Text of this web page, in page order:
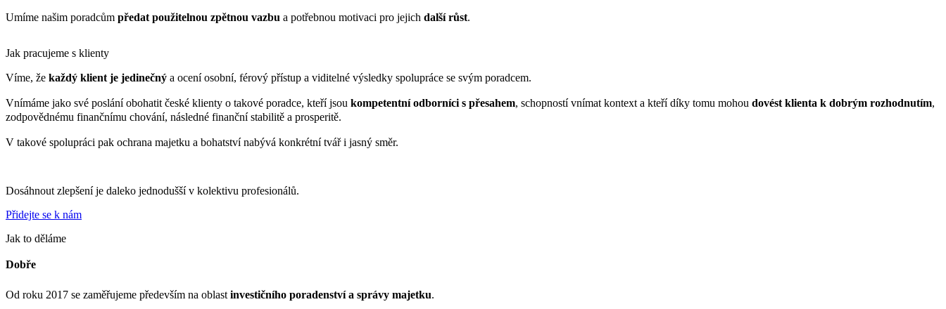
Umíme našim poradcům předat použitelnou zpětnou vazbu a potřebnou motivaci pro jejich další růst.
Jak pracujeme s klienty
Víme, že každý klient je jedinečný a ocení osobní, férový přístup a viditelné výsledky spolupráce se svým poradcem.
Vnímáme jako své poslání obohatit české klienty o takové poradce, kteří jsou kompetentní odborníci s přesahem, schopností vnímat kontext a kteří díky tomu mohou dovést klienta k dobrým rozhodnutím,
zodpovědnému finančnímu chování, následné finanční stabilitě a prosperitě.
V takové spolupráci pak ochrana majetku a bohatství nabývá konkrétní tvář i jasný směr.
Dosáhnout zlepšení je daleko jednodušší v kolektivu profesionálů.
Přidejte se k nám
Jak to děláme
Dobře
Od roku 2017 se zaměřujeme především na oblast investičního poradenství a správy majetku.